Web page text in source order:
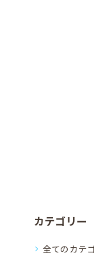
カテゴリー
全てのカテ